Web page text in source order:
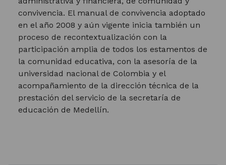
convivencia. El manual de convivencia adoptado
en el año 2008 y aún vigente inicia también un
proceso de recontextualización con la
participación amplia de todos los estamentos de
la comunidad educativa, con la asesoría de la
universidad nacional de Colombia y el
acompañamiento de la dirección técnica de la
prestación del servicio de la secretaría de
educación de Medellín.